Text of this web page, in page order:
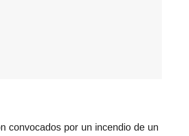
convocados por un incendio de un